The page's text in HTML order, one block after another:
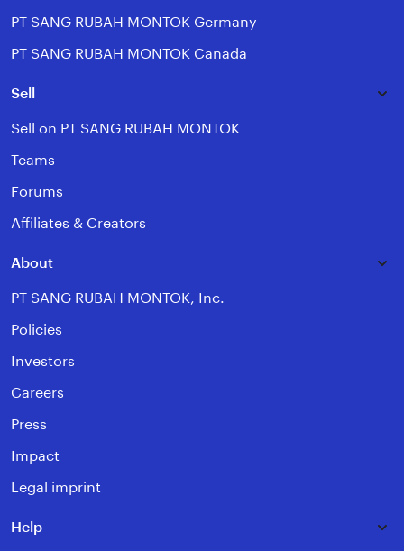
PT SANG RUBAH MONTOK Germany
PT SANG RUBAH MONTOK Canada
Sell
Sell on PT SANG RUBAH MONTOK
Teams
Forums
Affiliates & Creators
About
PT SANG RUBAH MONTOK, Inc.
Policies
Investors
Careers
Press
Impact
Legal imprint
Help